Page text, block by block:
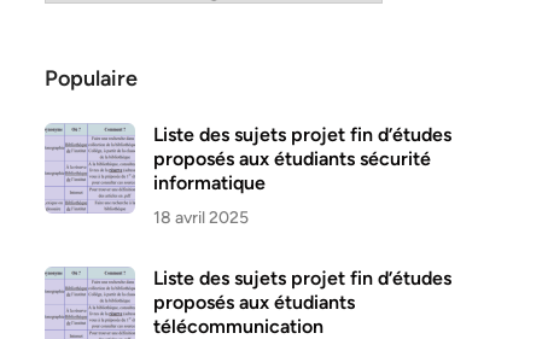
Populaire
Liste des sujets projet fin d’études
proposés aux étudiants sécurité
informatique
18 avril 2025
Liste des sujets projet fin d’études
proposés aux étudiants
télécommunication